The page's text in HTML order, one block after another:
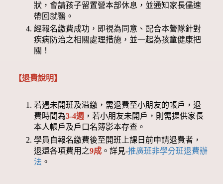
狀，會請孩子留置營本部休息，並通知家長儘速
帶回就醫。
經報名繳費成功，即視為同意、配合本營隊針對
疾病防治之相關處理措施，並一起為孩童健康把
關！
【退費說明】
若遇未開班及溢繳，需退費至小朋友的帳戶，退
費時間為3-4週 ，若小朋友未開戶，則需提供家長
本人帳戶及戶口名簿影本存查。
學員自報名繳費後至開班上課日前申請退費者，
退還各項費用之9成 。詳見-推廣班非學分班退費辦
法 。